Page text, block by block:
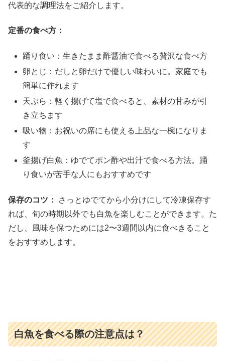
代表的な調理法をご紹介します。
定番の食べ方：
踊り食い：生きたまま酢醤油で食べる贅沢な食べ方
卵とじ：だしと卵だけで優しい味わいに。家庭でも
簡単に作れます
天ぷら：軽く揚げて塩で食べると、素材の甘みが引
き立ちます
吸い物：お祝いの席にも使える上品な一椀になりま
す
釜揚げ白魚：ゆでてポン酢や出汁で食べる方法。踊
り食いが苦手な人にもおすすめです
保存のコツ：
さっとゆでてから小分けにして冷凍保存す
れば、旬の時期以外でも白魚を楽しむことができます。た
だし、風味を保つためには2〜3週間以内に食べきること
をおすすめします。
白魚を食べる際の注意点は？